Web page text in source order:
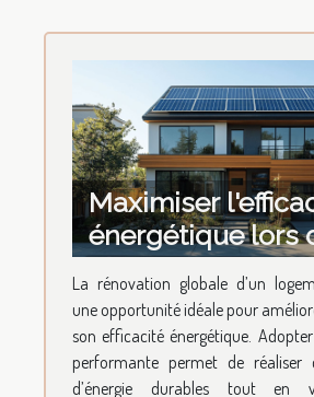
Maximiser
énergétique lors
rénovation
La rénovation globale d’un
une opportunité idéale pour
son efficacité énergétique.
performante permet de réaliser
d’énergie durables tout en